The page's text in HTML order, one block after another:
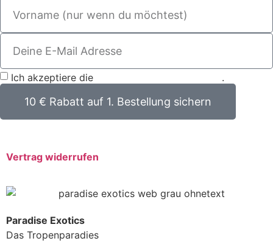
Ich akzeptiere die .
10 € Rabatt auf 1. Bestellung sichern
Vertrag widerrufen
Paradise Exotics
Das Tropenparadies